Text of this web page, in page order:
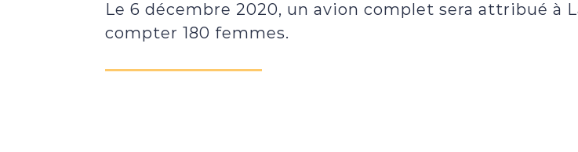
Le 6 décembre 2020, un avion complet sera attribué à
compter 180 femmes.